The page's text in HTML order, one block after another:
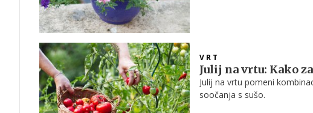
VRT
Julij na vrtu: Kako
Julij na vrtu pomeni
soočanja s sušo.